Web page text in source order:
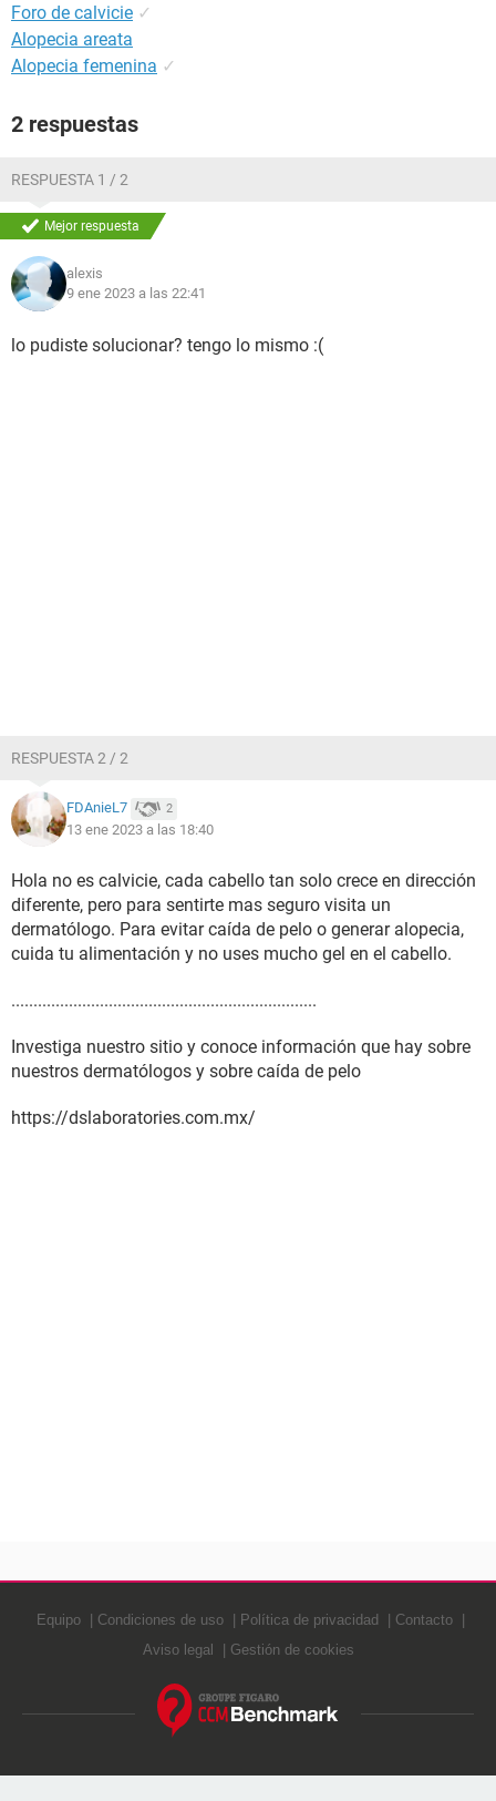
Foro de calvicie ✓
Alopecia areata
Alopecia femenina ✓
2 respuestas
RESPUESTA 1 / 2
Mejor respuesta
alexis
9 ene 2023 a las 22:41
lo pudiste solucionar? tengo lo mismo :(
RESPUESTA 2 / 2
FDAnieL7 2
13 ene 2023 a las 18:40
Hola no es calvicie, cada cabello tan solo crece en dirección
diferente, pero para sentirte mas seguro visita un
dermatólogo. Para evitar caída de pelo o generar alopecia,
cuida tu alimentación y no uses mucho gel en el cabello.
.....................................................................
Investiga nuestro sitio y conoce información que hay sobre
nuestros dermatólogos y sobre caída de pelo
https://dslaboratories.com.mx/
Equipo Condiciones de uso Política de privacidad
Contacto
Aviso legal
Gestión de cookies